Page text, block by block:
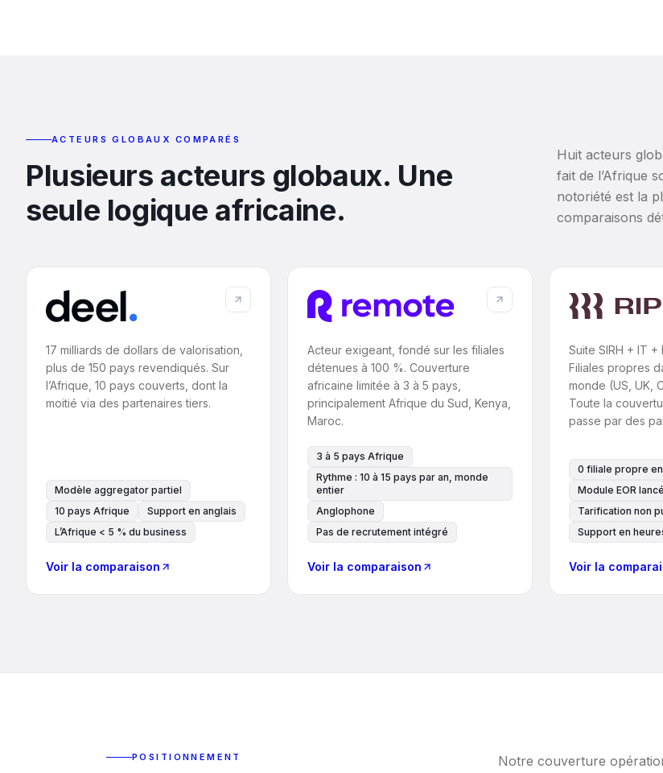
ACTEURS GLOBAUX COMPARÉS
Plusieurs acteurs globaux. Une
seule logique africaine.
Huit acteurs
fait de l’Afrique
notoriété est la
comparaisons
17 milliards de dollars de valorisation,
plus de 150 pays revendiqués. Sur
l’Afrique, 10 pays couverts, dont la
moitié via des partenaires tiers.
Modèle aggregator partiel
10 pays Afrique
Support en anglais
L’Afrique < 5 % du business
Voir la comparaison
Acteur exigeant, fondé sur les filiales
détenues à 100 %. Couverture
africaine limitée à 3 à 5 pays,
principalement Afrique du Sud, Kenya,
Maroc.
3 à 5 pays Afrique
Rythme : 10 à 15 pays par an, monde
entier
Anglophone
Pas de recrutement intégré
Voir la comparaison
Suite SIRH + IT
Filiales propres
monde (US, UK,
Toute la
passe par des
0 filiale propre
Module EOR
Tarification non
Support en
Voir la
POSITIONNEMENT
Notre couverture